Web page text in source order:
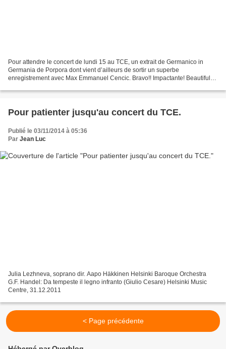
Pour attendre le concert de lundi 15 au TCE, un extrait de Germanico in
Germania de Porpora dont vient d’ailleurs de sortir un superbe
enregistrement avec Max Emmanuel Cencic. Bravo!! Impactante! Beautiful
Pour patienter jusqu'au concert du TCE.
Publié le 03/11/2014 à 05:36
Par Jean Luc
Julia Lezhneva, soprano dir. Aapo Häkkinen Helsinki Baroque Orchestra
G.F. Handel: Da tempeste il legno infranto (Giulio Cesare) Helsinki Music
Centre, 31.12.2011
< Page précédente